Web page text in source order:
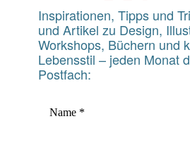
Inspirationen, Tipps und
und Artikel zu Design,
Workshops, Büchern und
Lebensstil – jeden Monat
Postfach: